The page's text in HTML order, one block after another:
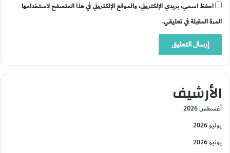
احفظ اسمي، بريدي الإلكتروني، والموقع الإلكتروني في هذا المتصفح لاستخدامها
المرة المقبلة في تعليقي.
الأرشيف
أغسطس 2026
يوليو 2026
يونيو 2026